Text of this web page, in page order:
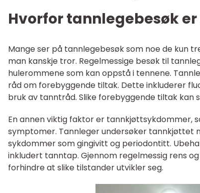
Hvorfor tannlegebesøk
Mange ser på tannlegebesøk som noe de kun
man kanskje tror. Regelmessige besøk til
hulerommene som kan oppstå i tennene.
råd om forebyggende tiltak. Dette inkluderer
bruk av tanntråd. Slike forebyggende tiltak kan
En annen viktig faktor er tannkjøttsykdommer,
symptomer. Tannleger undersøker tannkjøttet
sykdommer som gingivitt og periodontitt.
inkludert tanntap. Gjennom regelmessig rens
forhindre at slike tilstander utvikler seg.